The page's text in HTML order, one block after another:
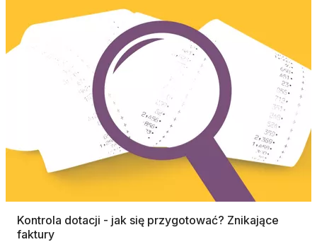
Kontrola dotacji - jak się przygotować? Znikające
faktury